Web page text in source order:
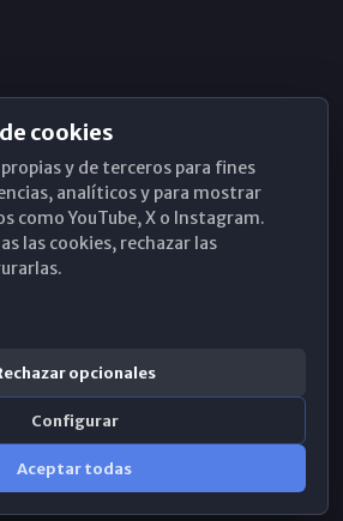
cookies
y de terceros para fines
analíticos y para mostrar
como YouTube, X o Instagram.
las cookies, rechazar las
opcionales
Configurar
Aceptar todas